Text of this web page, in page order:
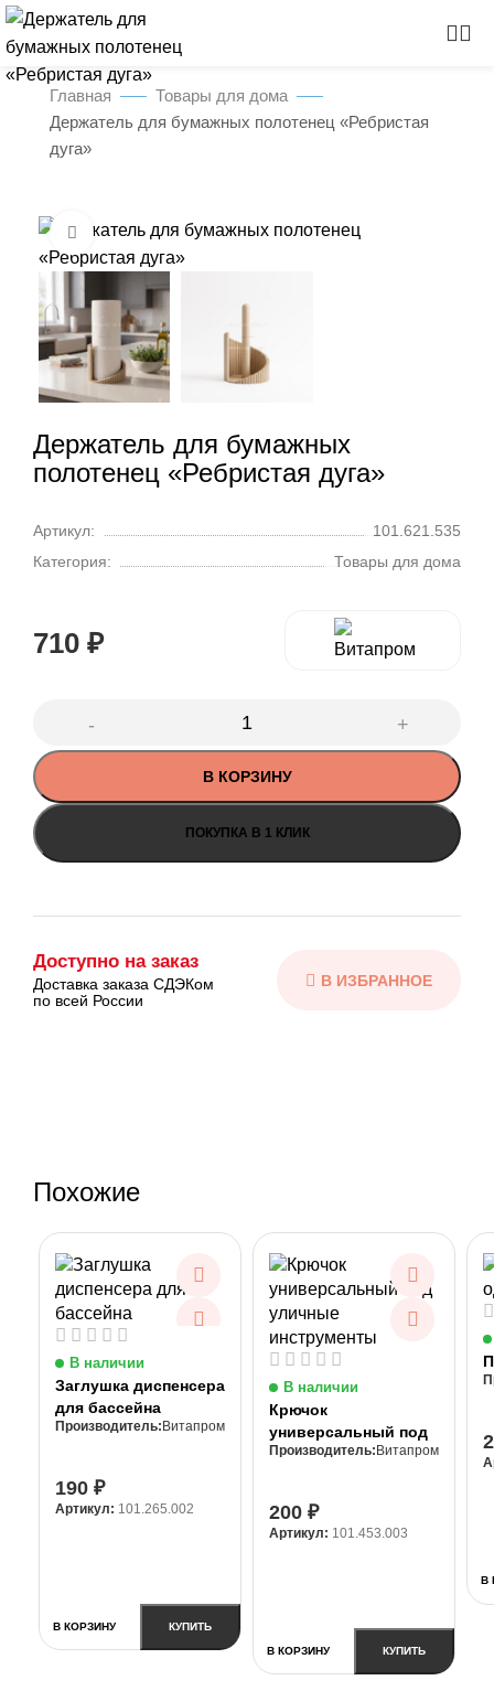
Главная
Товары для дома
Держатель для бумажных полотенец «Ребристая
дуга»
Нажмите, чтобы увеличить
Держатель для бумажных
полотенец «Ребристая дуга»
710 ₽
Доступно на заказ
В КОРЗИНУ
ПОКУПКА В 1 КЛИК
Доставка заказа СДЭКом
по всей России
Артикул:
101.621.535
Категория:
Товары для дома
Похожие
Заглушка диспенсера
для бассейна
Витапром
В наличии
190 ₽
В КОРЗИНУ КУПИТЬ
Артикул: 101.265.002
Крючок
универсальный под
уличные
Витапром
В наличии
200 ₽
В КОРЗИНУ КУПИТЬ
Артикул: 101.453.003
В